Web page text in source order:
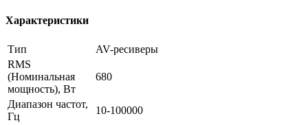
Характеристики
Тип
AV-ресиверы
RMS
(Номинальная
мощность), Вт
680
Диапазон частот,
Гц
10-100000